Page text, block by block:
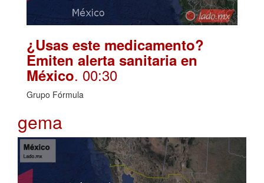
¿Usas este medicamento?
Emiten alerta sanitaria en
México. 00:30
Grupo Fórmula
gema